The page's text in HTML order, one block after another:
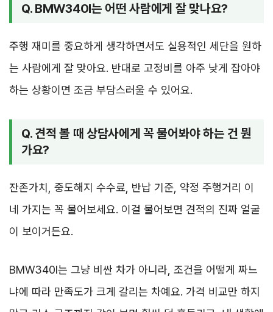
Q. BMW340I는 어떤 사람에게 잘 맞나요?
주행 재미를 중요하게 생각하면서도 실용적인 세단을 원하
는 사람에게 잘 맞아요. 반대로 고정비를 아주 낮게 잡아야
하는 상황이면 조금 부담스러울 수 있어요.
Q. 견적 볼 때 상담사에게 꼭 물어봐야 하는 건 뭔
가요?
잔존가치, 중도해지 수수료, 반납 기준, 약정 주행거리 이
네 가지는 꼭 물어보세요. 이걸 물어보면 견적의 진짜 얼굴
이 보이거든요.
BMW340I는 그냥 비싼 차가 아니라, 조건을 어떻게 짜느
냐에 따라 만족도가 크게 갈리는 차예요. 가격 비교만 하지